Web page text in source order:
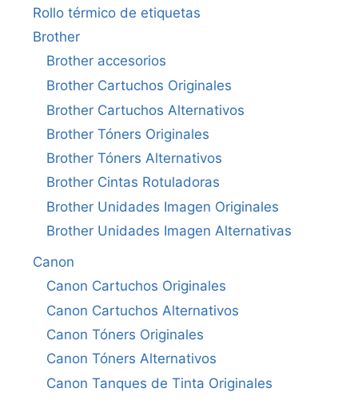
Rollo térmico de etiquetas
Brother
Brother accesorios
Brother Cartuchos Originales
Brother Cartuchos Alternativos
Brother Tóners Originales
Brother Tóners Alternativos
Brother Cintas Rotuladoras
Brother Unidades Imagen Originales
Brother Unidades Imagen Alternativas
Canon
Canon Cartuchos Originales
Canon Cartuchos Alternativos
Canon Tóners Originales
Canon Tóners Alternativos
Canon Tanques de Tinta Originales